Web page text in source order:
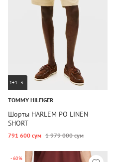
1+1=3
TOMMY HILFIGER
Шорты HARLEM PO LINEN
SHORT
791 600 сум 1 979 000 сум
-60%